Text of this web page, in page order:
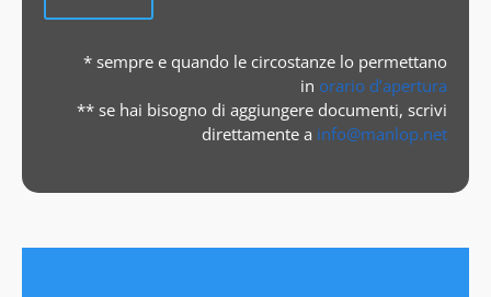
* sempre e quando le circostanze lo permettano
in orario d’apertura
** se hai bisogno di aggiungere documenti, scrivi
direttamente a info@manlop.net